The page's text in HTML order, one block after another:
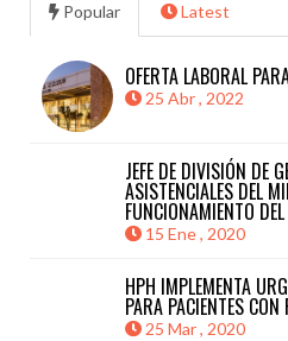
Popular Latest
OFERTA LABORAL
25 Abr , 2022
JEFE DE DIVISIÓN DE
ASISTENCIALES DEL
FUNCIONAMIENTO
15 Ene , 2020
HPH IMPLEMENTA
PARA PACIENTES
25 Mar , 2020